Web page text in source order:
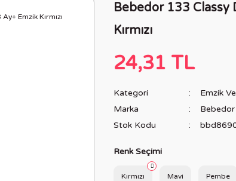
Bebedor 133 Classy
Kırmızı
24,31 TL
Kategori
Emzik
Marka
Bebedor
Stok Kodu
Renk Seçimi
Kırmızı Mavi Pembe